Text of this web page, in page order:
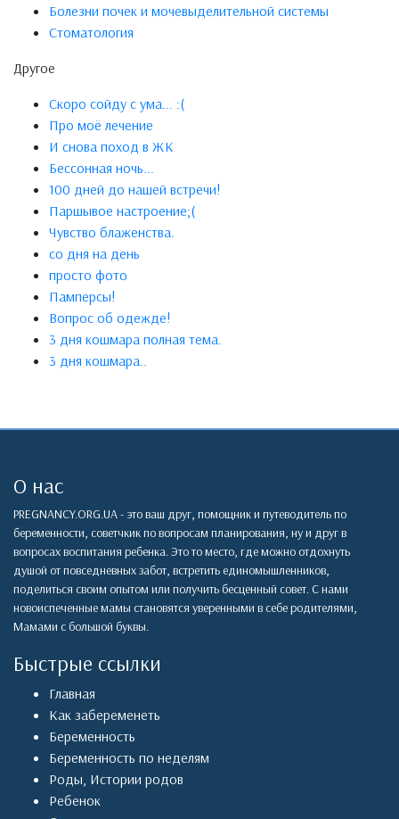
Болезни почек и мочевыделительной системы
Стоматология
Другое
Скоро сойду с ума... :(
Про моё лечение
И снова поход в ЖК
Бессонная ночь...
100 дней до нашей встречи!
Паршывое настроение;(
Чувство блаженства.
со дня на день
просто фото
Памперсы!
Вопрос об одежде!
3 дня кошмара полная тема.
3 дня кошмара..
О нас
PREGNANCY.ORG.UA - это ваш друг, помощник и путеводитель по
беременности, советчкик по вопросам планирования, ну и друг в
вопросах воспитания ребенка. Это то место, где можно отдохнуть
душой от повседневных забот, встретить единомышленников,
поделиться своим опытом или получить бесценный совет. С нами
новоиспеченные мамы становятся уверенными в себе родителями,
Мамами с большой буквы.
Быстрые ссылки
Главная
Как забеременеть
Беременность
Беременность по неделям
Роды, Истории родов
Ребенок